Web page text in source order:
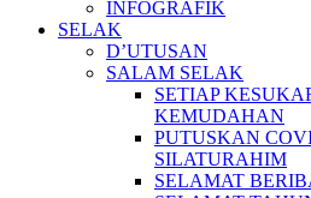
INFOGRAFIK
SELAK
D’UTUSAN
SALAM SELAK
SETIAP
KEMUDAHAN
PUTUSKAN
SILATURAHIM
SELAMAT